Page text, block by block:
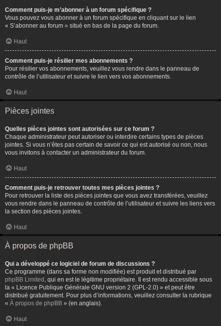
Comment puis-je m’abonner à un forum spécifique ?
Vous pouvez vous abonner à un forum spécifique en cliquant sur le lien
« S’abonner au forum » situé en bas de la page du forum.
Haut
Comment puis-je résilier mes abonnements ?
Pour résilier vos abonnements, veuillez vous rendre dans le panneau de
contrôle de l’utilisateur et suivre le lien vers vos abonnements.
Haut
Pièces jointes
Quelles pièces jointes sont autorisées sur ce forum ?
Chaque administrateur peut autoriser ou interdire certains types de pièces
jointes. Si vous n’êtes pas certain de savoir ce qui est autorisé ou non, nous
vous invitons à contacter un administrateur du forum.
Haut
Comment puis-je retrouver toutes mes pièces jointes ?
Pour retrouver la liste des pièces jointes que vous avez transférées, veuillez
vous rendre dans le panneau de contrôle de l’utilisateur et suivre les liens vers
la section des pièces jointes.
Haut
À propos de phpBB
Qui a développé ce logiciel de forum de discussions ?
Ce programme (dans sa forme non modifiée) est produit et distribué par
phpBB Limited , qui en est le légitime propriétaire. Il est rendu accessible sous
la « Licence Publique Générale GNU version 2 (GPL-2.0) » et peut être
distribué gratuitement. Pour plus d’informations, veuillez consulter la rubrique
« À propos de phpBB » (en anglais).
Haut